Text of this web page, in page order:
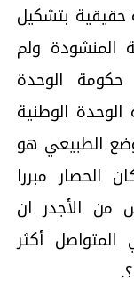
بتشكيل
المنشودة ولم
الوحدة
الوطنية
الطبيعي هو
الحصار مبررا
من الأجدر ان
المتواصل أكثر